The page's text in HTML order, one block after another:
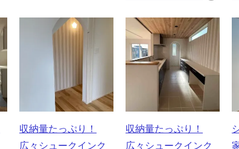
収納量たっぷり！
広々シュークインク
収納量たっぷり！
広々シュークインク